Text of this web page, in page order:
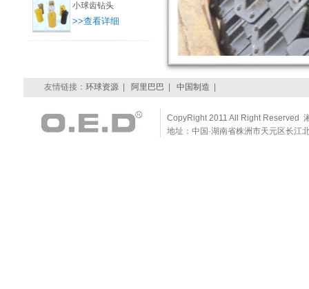
小球齿钻头
>>查看详细
友情链接： 环球资源| 阿里巴巴 中国制造
CopyRight 2011 All Right Reserved
地址：中国·湖南省株洲市天元区长